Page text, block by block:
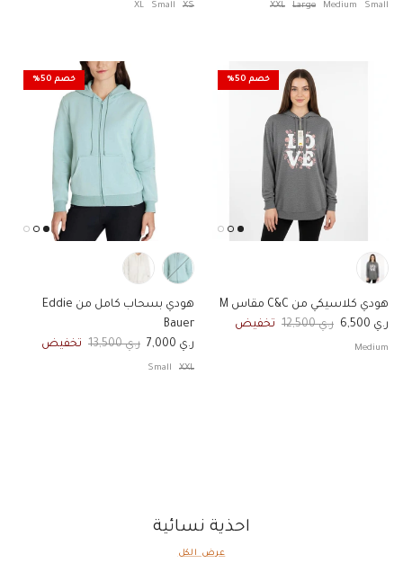
Small
Medium
Large
XXL
XS
Small
XL
خصم 50%
هودي كلاسيكي من C&C مقاس M
السعر الان
ر.ي 6,500 السعر الاصلي
ر.ي 12,500 تخفيض
Medium
خصم 50%
هودي بسحاب كامل من Eddie
Bauer
السعر الان
ر.ي 7,000 السعر الاصلي
ر.ي 13,500 تخفيض
XXL
Small
احذية نسائية
عرض الكل